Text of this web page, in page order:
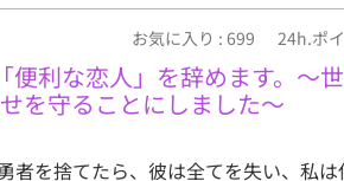
お気に入り : 699 24h.ポ
便利な恋人」を辞めます。～
を守ることにしました～
者を捨てたら、彼は全てを失い、私は